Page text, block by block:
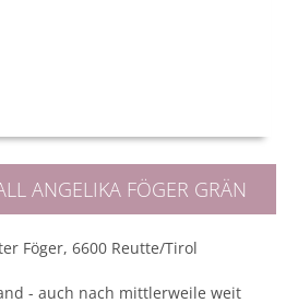
ANGELIKA FÖGER GRÄN
Föger, 6600 Reutte/Tirol
- auch nach mittlerweile weit